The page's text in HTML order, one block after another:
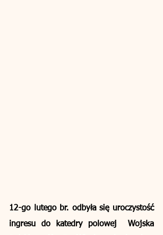
12-go lutego br. odbyła się uroczystość
ingresu do katedry polowej  Wojska